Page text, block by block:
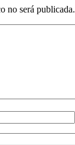
no será publicada.